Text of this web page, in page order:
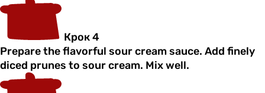
Крок 4
Prepare the flavorful sour cream sauce. Add finely
diced prunes to sour cream. Mix well.